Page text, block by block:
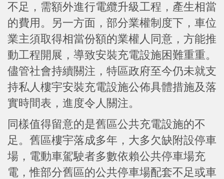
不足，需額外進行電纜升級工程，產生相當
的費用。另一方面，部分業權制度下，車位
業主須取得相當份額的業權人同意，方能推
動工程開展，導致安裝充電設施困難重重。
儘管社會持續關注，特區政府至今仍未就支
持私人樓宇安裝充電設施公佈具體措施及落
實時間表，進度令人關注。
同樣值得留意的是舊區公共充電設施的不
足。舊區樓宇落成多年，大多欠缺附設停車
場，電動車駕駛者多數依賴公共停車場充
電，惟部分舊區的公共停車場配套不足或車